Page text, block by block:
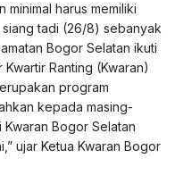
harus memiliki
siang tadi (26/8) sebanyak
Bogor Selatan ikuti
Ranting (Kwaran)
program
kepada masing-
Kwaran Bogor Selatan
ujar Ketua Kwaran Bogor